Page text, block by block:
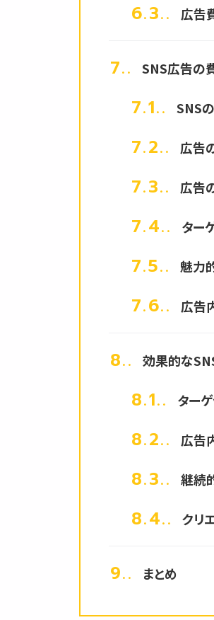
6.3. 広告
7. SNS広告の
7.1. SNS
7.2. 広告
7.3. 広告
7.4. ター
7.5. 魅力
7.6. 広告
8. 効果的な
8.1. ター
8.2. 広告
8.3. 継続
8.4. クリ
9. まとめ